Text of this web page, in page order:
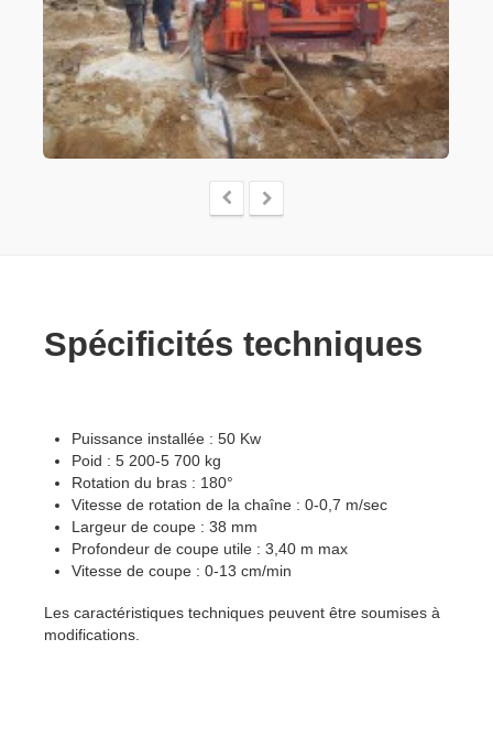
Spécificités techniques
Puissance installée : 50 Kw
Poid : 5 200-5 700 kg
Rotation du bras : 180°
Vitesse de rotation de la chaîne : 0-0,7 m/sec
Largeur de coupe : 38 mm
Profondeur de coupe utile : 3,40 m max
Vitesse de coupe : 0-13 cm/min
Les caractéristiques techniques peuvent être soumises à
modifications.